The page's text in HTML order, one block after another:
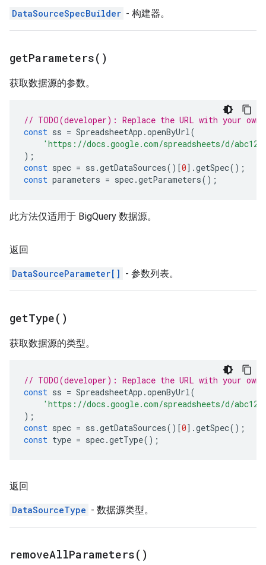
DataSourceSpecBuilder - 构建器。
getParameters( )
获取数据源的参数。
// TODO(developer): Replace the URL with your own.
const ss = SpreadsheetApp .openByUrl(
'https://docs.google.com/spreadsheets/d/
);
const spec = ss .getDataSources()[0].getSpec();
const parameters = spec.getParameters();
此方法仅适用于 BigQuery 数据源。
返回
DataSourceParameter[] - 参数列表。
getType( )
获取数据源的类型。
// TODO(developer): Replace the URL with your own.
const ss = SpreadsheetApp .openByUrl(
'https://docs.google.com/spreadsheets/d/
);
const spec = ss .getDataSources()[0].getSpec();
const type = spec.getType();
返回
DataSourceType - 数据源类型。
removeAllParameters( )